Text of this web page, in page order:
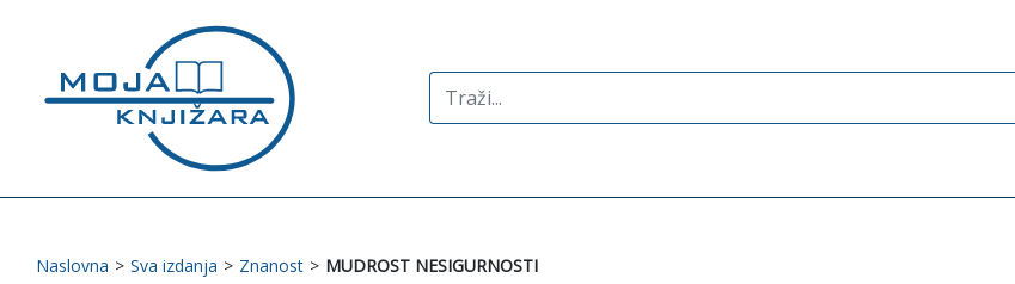
Search
for:
Naslovna > Sva izdanja > Znanost > MUDROST NESIGURNOSTI